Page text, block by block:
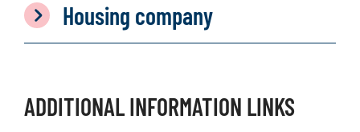
Housing company
ADDITIONAL INFORMATION LINKS